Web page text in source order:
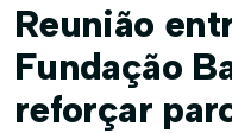
Reunião
Fundação
reforçar